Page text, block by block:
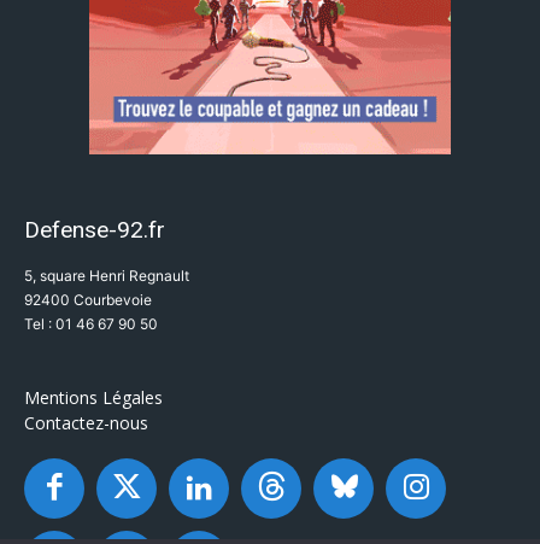
Defense-92.fr
5, square Henri Regnault
92400 Courbevoie
Tel : 01 46 67 90 50
Mentions Légales
Contactez-nous